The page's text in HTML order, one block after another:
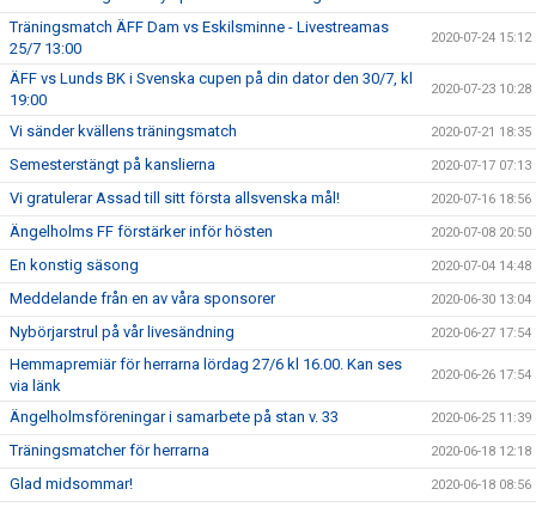
Träningsmatch ÄFF Dam vs Eskilsminne - Livestreamas
25/7 13:00
2020-07-24 15:12
ÄFF vs Lunds BK i Svenska cupen på din dator den 30/7, kl
19:00
2020-07-23 10:28
Vi sänder kvällens träningsmatch 2020-07-21 18:35
Semesterstängt på kanslierna 2020-07-17 07:13
Vi gratulerar Assad till sitt första allsvenska mål! 2020-07-16 18:56
Ängelholms FF förstärker inför hösten 2020-07-08 20:50
En konstig säsong 2020-07-04 14:48
Meddelande från en av våra sponsorer 2020-06-30 13:04
Nybörjarstrul på vår livesändning 2020-06-27 17:54
Hemmapremiär för herrarna lördag 27/6 kl 16.00. Kan ses
via länk
2020-06-26 17:54
Ängelholmsföreningar i samarbete på stan v. 33 2020-06-25 11:39
Träningsmatcher för herrarna 2020-06-18 12:18
Glad midsommar! 2020-06-18 08:56